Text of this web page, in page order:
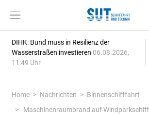
DIHK: Bund muss in Resilienz der
Wasserstraßen investieren 06.08.2026,
11:49 Uhr
Home Nachrichten
Binnenschifffahrt
Maschinenraumbrand auf